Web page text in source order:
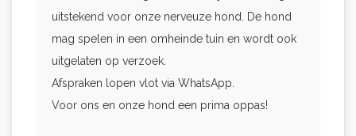
uitstekend voor onze nerveuze hond. De hond
mag spelen in een omheinde tuin en wordt ook
uitgelaten op verzoek.
Afspraken lopen vlot via WhatsApp.
Voor ons en onze hond een prima oppas!